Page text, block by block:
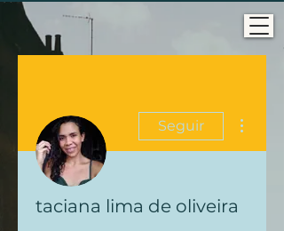
Seguir
taciana lima de oliveira